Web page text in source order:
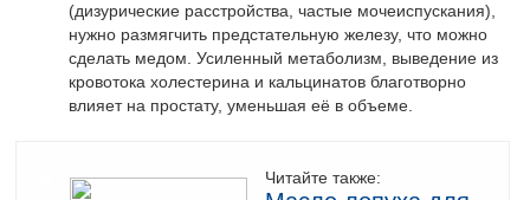
(дизурические расстройства, частые мочеиспускания),
нужно размягчить предстательную железу, что можно
сделать медом. Усиленный метаболизм, выведение из
кровотока холестерина и кальцинатов благотворно
влияет на простату, уменьшая её в объеме.
Читайте также: